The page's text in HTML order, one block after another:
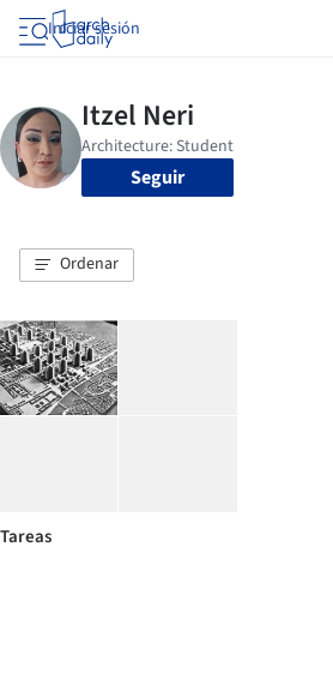
Iniciar sesión
Seguir
Ordenar
Tareas